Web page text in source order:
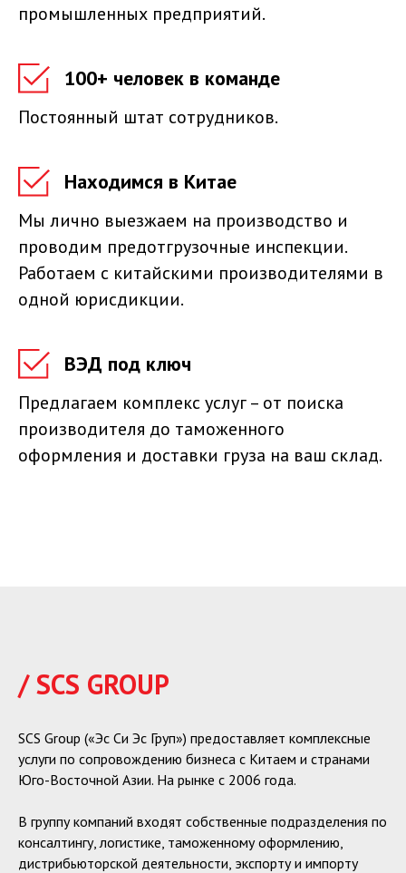
промышленных предприятий.
100+ человек в команде
Постоянный штат сотрудников.
Находимся в Китае
Мы лично выезжаем на производство и
проводим предотгрузочные инспекции.
Работаем с китайскими производителями в
одной юрисдикции.
ВЭД под ключ
Предлагаем комплекс услуг – от поиска
производителя до таможенного
оформления и доставки груза на ваш склад.
/ SCS GROUP
SCS Group («Эс Си Эс Груп») предоставляет комплексные
услуги по сопровождению бизнеса с Китаем и странами
Юго-Восточной Азии. На рынке с 2006 года.
В группу компаний входят собственные подразделения по
консалтингу, логистике, таможенному оформлению,
дистрибьюторской деятельности, экспорту и импорту